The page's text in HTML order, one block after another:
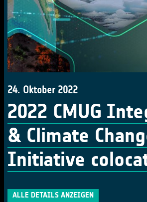
24. Oktober 2022
2022 CMUG
& Climate
Initiative
ALLE DETAILS ANZEIGEN